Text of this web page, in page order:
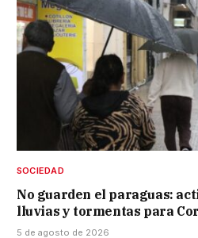
SOCIEDAD
No guarden el paraguas:
lluvias y tormentas para
5 de agosto de 2026